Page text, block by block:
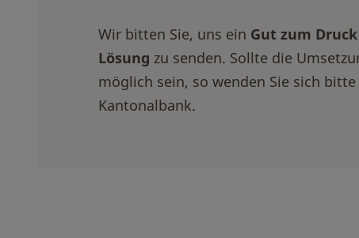
Wir bitten Sie, uns ein Gut zum Druck
Lösung zu senden. Sollte die
möglich sein, so wenden Sie sich
Kantonalbank.